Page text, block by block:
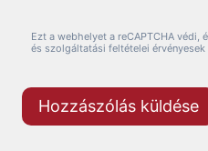
Ezt a webhelyet a reCAPTCHA védi,
és szolgáltatási feltételei érvényesek